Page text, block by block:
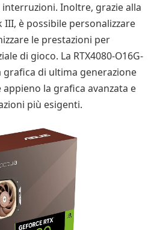
Inoltre, grazie alla
III, è possibile personalizzare
le prestazioni per
di gioco. La RTX4080-O16G-
grafica di ultima generazione
la grafica avanzata e
più esigenti.